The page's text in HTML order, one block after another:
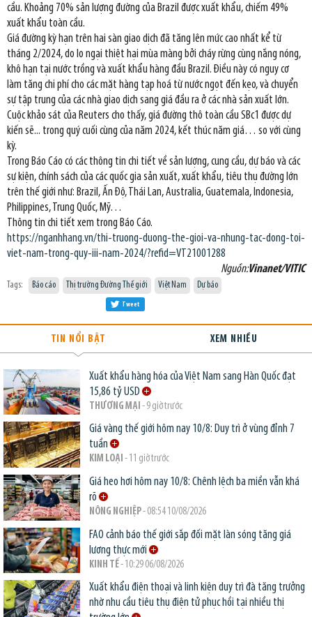
cầu. Khoảng 70% sản lượng đường của Brazil được xuất khẩu, chiếm 49%
xuất khẩu toàn cầu.
Giá đường kỳ hạn trên hai sàn giao dịch đã tăng lên mức cao nhất kể từ
tháng 2/2024, do lo ngại thiệt hại mùa màng bởi cháy rừng cùng nắng nóng,
khô hạn tại nước trồng và xuất khẩu hàng đầu Brazil. Điều này có nguy cơ
làm tăng chi phí cho các mặt hàng tạp hoá từ nước ngọt đến kẹo, và chuyển
sự tập trung của các nhà giao dịch sang giá đầu ra ở các nhà sản xuất lớn.
Cuộc khảo sát của Reuters cho thấy, giá đường thô toàn cầu SBc1 được dự
kiến sẽ... trong quý cuối cùng của năm 2024, kết thúc năm giá… so với cùng
kỳ.
Trong Báo Cáo có các thông tin chi tiết về sản lượng, cung cầu, dự báo và các
sự kiện, chính sách của các quốc gia sản xuất, xuất khẩu, tiêu thụ đường lớn
trên thế giới như: Brazil, Ấn Độ, Thái Lan, Australia, Guatemala, Indonesia,
Philippines, Trung Quốc, Mỹ…
Thông tin chi tiết xem trong Báo Cáo.
https://nganhhang.vn/thi-truong-duong-the-gioi-va-nhung-tac-dong-toi-
viet-nam-trong-quy-iii-nam-2024/?refid=VT21001288
Nguồn:Vinanet/VITIC
Tags: Báo cáo Thị trường Đường Thế giới Việt Nam Dự báo
Tweet
TIN NỔI BẬT XEM NHIỀU
Xuất khẩu hàng hóa của Việt Nam sang Hàn Quốc đạt
15,86 tỷ USD
THƯƠNG MẠI - 9 giờ trước
Giá vàng thế giới hôm nay 10/8: Duy trì ở vùng đỉnh 7
tuần
KIM LOẠI - 11 giờ trước
Giá heo hơi hôm nay 10/8: Chênh lệch ba miền vẫn khá
rõ
NÔNG NGHIỆP- 08:54 10/08/2026
FAO cảnh báo thế giới sắp đối mặt làn sóng tăng giá
lương thực mới
KINH TẾ- 10:29 06/08/2026
Xuất khẩu điện thoại và linh kiện duy trì đà tăng trưởng
nhờ nhu cầu tiêu thụ điện tử phục hồi tại nhiều thị